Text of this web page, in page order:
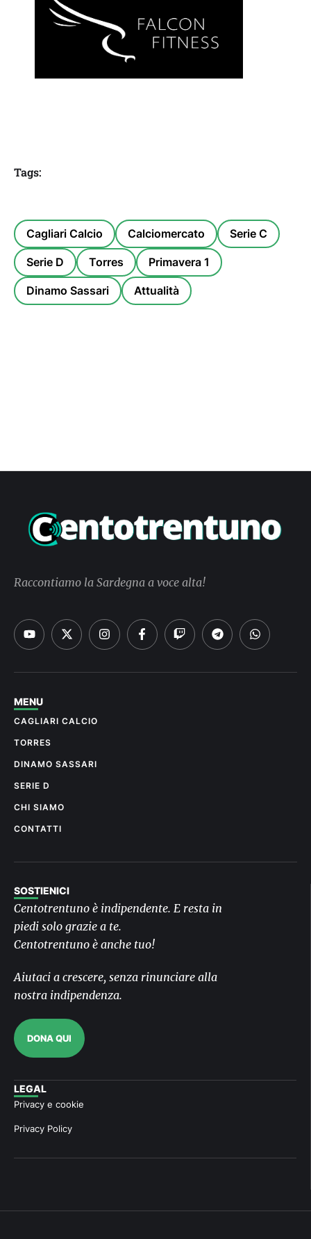
Tags:
Cagliari Calcio Calciomercato Serie C
Serie D Torres Primavera 1
Dinamo Sassari Attualità
Raccontiamo la Sardegna a voce alta!
MENU
CAGLIARI CALCIO
TORRES
DINAMO SASSARI
SERIE D
CHI SIAMO
CONTATTI
SOSTIENICI
Centotrentuno è indipendente. E resta in
piedi solo grazie a te.
Centotrentuno è anche tuo!
Aiutaci a crescere, senza rinunciare alla
nostra indipendenza.
DONA QUI
LEGAL
Privacy e cookie
Privacy Policy